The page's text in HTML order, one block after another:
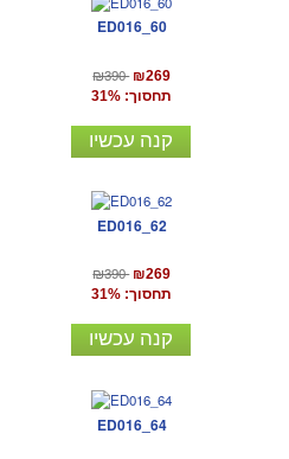
ED016_60
₪390 ₪269
תחסוך: 31%
קנה עכשיו
ED016_62
₪390 ₪269
תחסוך: 31%
קנה עכשיו
ED016_64